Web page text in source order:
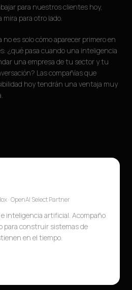
para nuestros clientes hoy,
para otro lado.
es solo cómo aparecer primero en
¿qué pasa cuando una inteligencia
una empresa de tu sector y tu
Las compañías que
hoy tendrán una ventaja muy
· OpenAI Select Partner
inteligencia artificial. Acompaño
para construir sistemas de
en el tiempo.